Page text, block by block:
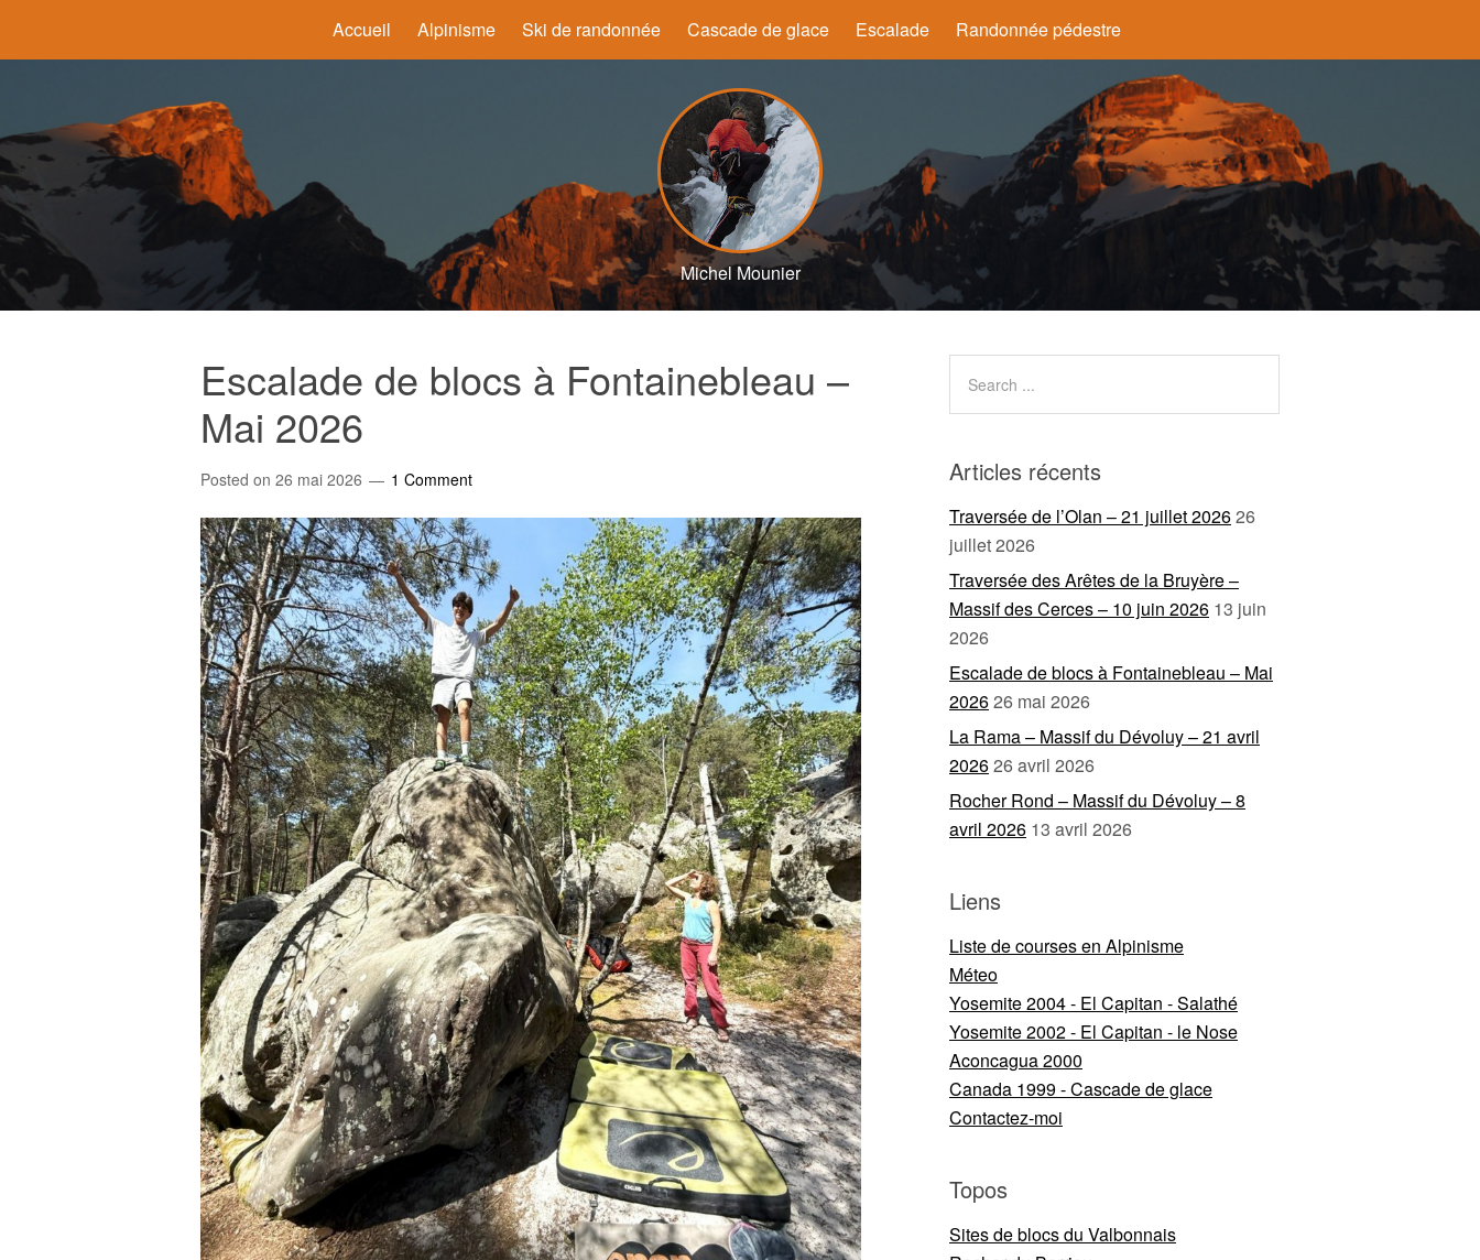
Accueil Alpinisme Ski de randonnée Cascade de glace Escalade Randonnée pédestre
Michel Mounier
Escalade de blocs à Fontainebleau –
Mai 2026
Posted on 26 mai 2026 1 Comment Articles récents
Traversée de l’Olan – 21 juillet 202626
juillet 2026
Traversée des Arêtes de la Bruyère –
Massif des Cerces – 10 juin 2026 13 juin
2026
Escalade de blocs à Fontainebleau – Mai
202626 mai 2026
La Rama – Massif du Dévoluy – 21 avril
202626 avril 2026
Rocher Rond – Massif du Dévoluy – 8
avril 2026 13 avril 2026
Liens
Liste de courses en Alpinisme
Méteo
Yosemite 2004 - El Capitan - Salathé
Yosemite 2002 - El Capitan - le Nose
Aconcagua 2000
Canada 1999 - Cascade de glace
Contactez-moi
Topos
Sites de blocs du Valbonnais